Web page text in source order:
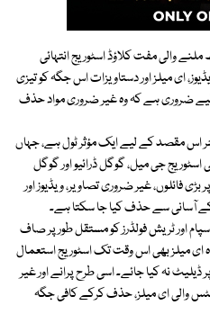
والی مفت کلاؤڈ اسٹوریج انتہائی
ای میلز اور دستاویزات اس جگہ کو تیزی
ضروری ہے کہ وہ غیر ضروری مواد حذف
اس مقصد کے لیے ایک مؤثر ٹول ہے، جہاں
جی میل، گوگل ڈرائیو اور گوگل
فائلوں، غیر ضروری تصاویر، ویڈیوز اور
آسانی سے حذف کیا جا سکتا ہے۔
اور ٹریش فولڈرز کو مستقل طور پر صاف
ای میلز بھی اس وقت تک اسٹوریج استعمال
نہ کیا جائے۔ اسی طرح پرانے اور غیر
والی ای میلز، حذف کرکے کافی جگہ